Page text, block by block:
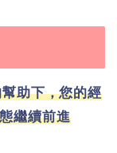
助下，您的經
繼續前進